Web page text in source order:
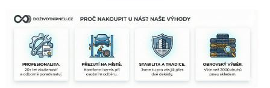
a
k
á